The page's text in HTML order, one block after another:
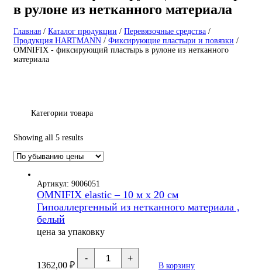
в рулоне из нетканного материала
Главная / Каталог продукции / Перевязочные средства /
Продукция HARTMANN / Фиксирующие пластыри и повязки /
OMNIFIX - фиксирующий пластырь в рулоне из нетканного
материала
Категории товара
Showing all 5 results
Артикул: 9006051
OMNIFIX elastic – 10 м х 20 см
Гипоаллергенный из нетканного материала ,
белый
цена за упаковку
1362,00 ₽
-
Количество
товара
OMNIFIX
+
В корзину